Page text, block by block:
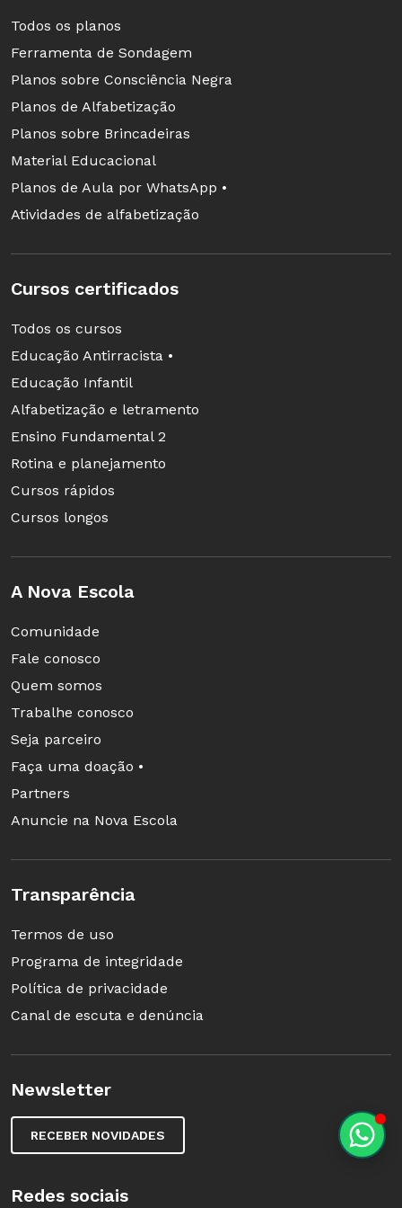
seus objetivos
Os alunos são a referência para a
elaboração de um plano. É preciso
acompanhar o desenvolvimento deles
O plano é uma previsão, sujeita a erros. Daí
a importância em mudar
Todos os planos
Ferramenta de Sondagem
Planos sobre Consciência Negra
Planos de Alfabetização
Planos sobre Brincadeiras
Material Educacional
Planos de Aula por WhatsApp •
Atividades de alfabetização
Cursos certificados
Todos os cursos
Educação Antirracista •
Educação Infantil
Alfabetização e letramento
Ensino Fundamental 2
Rotina e planejamento
Cursos rápidos
Cursos longos
A Nova Escola
Comunidade
Fale conosco
Quem somos
Trabalhe conosco
Seja parceiro
Faça uma doação •
Partners
Anuncie na Nova Escola
Transparência
Termos de uso
Programa de integridade
Política de privacidade
Canal de escuta e denúncia
Newsletter
RECEBER NOVIDADES
Redes sociais